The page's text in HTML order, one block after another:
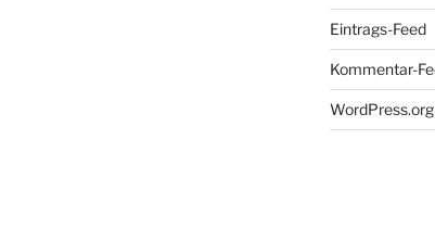
Eintrags-Feed
Kommentar-
WordPress.org